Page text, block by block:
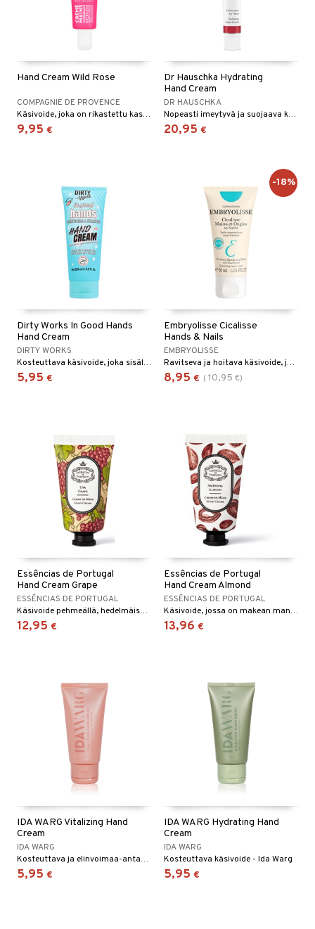
Hand Cream Wild Rose
COMPAGNIE DE PROVENCE
Käsivoide, joka on rikastettu kasviöljyillä ja tuoksuu vastaleikatuilta ruusuilta.
9,95 €
Dr Hauschka Hydrating
Hand Cream
DR HAUSCHKA
Nopeasti imeytyvä ja suojaava käsivoide, joka normalisoi kosteustasapainon. Tekee käsistä pehmeät ja joustavat.
20,95 €
Dirty Works In Good Hands
Hand Cream
DIRTY WORKS
Kosteuttava käsivoide, joka sisältää allatoiinia ja jojobaöljyä.
5,95 €
Embryolisse Cicalisse
Hands & Nails
EMBRYOLISSE
Ravitseva ja hoitava käsivoide, joka sisältää runsaasti sheavoita, kuiville ja vaurioituneille käsille Embryolisselta.
8,95 € ( 10,95 €)
-18%
Essências de Portugal
Hand Cream Grape
ESSÊNCIAS DE PORTUGAL
Käsivoide pehmeällä, hedelmäisellä tuoksulla
12,95 €
Essências de Portugal
Hand Cream Almond
ESSÊNCIAS DE PORTUGAL
Käsivoide, jossa on makean mantelin tuoksu.
13,96 €
IDA WARG Vitalizing Hand
Cream
IDA WARG
Kosteuttava ja elinvoimaa-antava käsivoide - Ida Warg
5,95 €
IDA WARG Hydrating Hand
Cream
IDA WARG
Kosteuttava käsivoide - Ida Warg
5,95 €